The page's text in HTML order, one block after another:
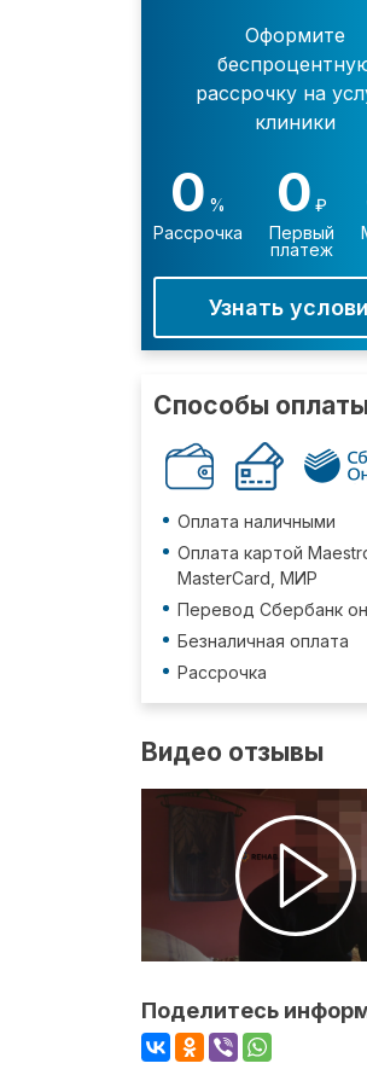
Оформите
рассрочку на
клиники
0 %
Рассрочка
0 ₽
Первый
платеж
Узнать
Способы
Оплата наличными
Оплата картой
MasterCard, МИР
Перевод Сбербанк
Безналичная оплата
Рассрочка
Видео отзывы
Поделитесь